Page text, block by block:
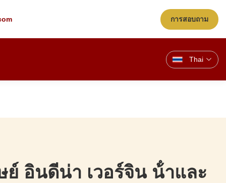
การสอบถาม
Thai
อินดีน่า เวอร์จิน น้ําและ